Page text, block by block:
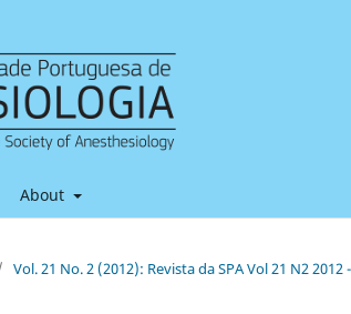
About
Vol. 21 No. 2 (2012): Revista da SPA Vol 21 N2